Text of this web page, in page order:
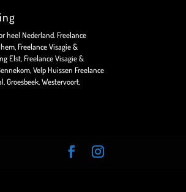
heel Nederland. Freelance
Freelance Visagie &
Elst, Freelance Visagie &
Velp Huissen Freelance
Groesbeek, Westervoort,